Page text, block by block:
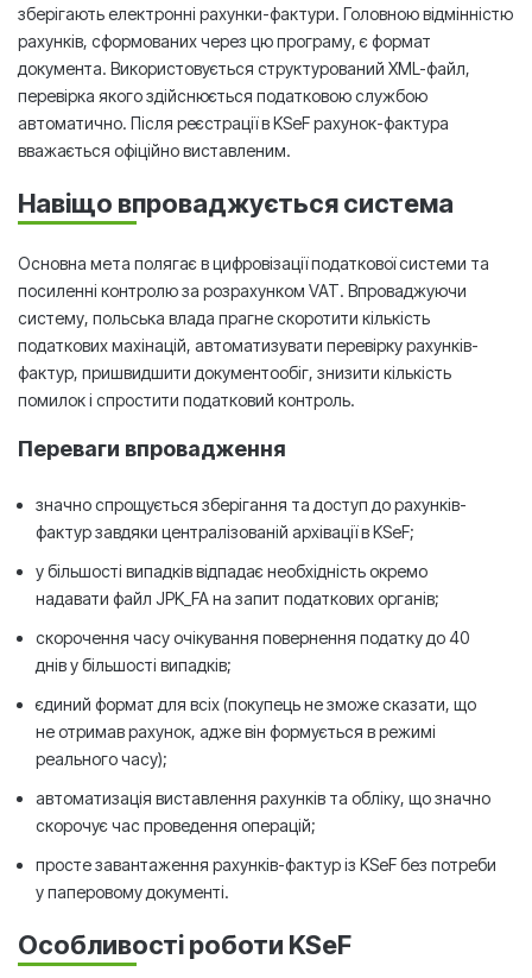
зберігають електронні рахунки-фактури. Головною відмінністю
рахунків, сформованих через цю програму, є формат
документа. Використовується структурований XML-файл,
перевірка якого здійснюється податковою службою
автоматично. Після реєстрації в KSeF рахунок-фактура
вважається офіційно виставленим.
Навіщо впроваджується система
Основна мета полягає в цифровізації податкової системи та
посиленні контролю за розрахунком VAT. Впроваджуючи
систему, польська влада прагне скоротити кількість
податкових махінацій, автоматизувати перевірку рахунків-
фактур, пришвидшити документообіг, знизити кількість
помилок і спростити податковий контроль.
Переваги впровадження
значно спрощується зберігання та доступ до рахунків-
фактур завдяки централізованій архівації в KSeF;
у більшості випадків відпадає необхідність окремо
надавати файл JPK_FA на запит податкових органів;
скорочення часу очікування повернення податку до 40
днів у більшості випадків;
єдиний формат для всіх (покупець не зможе сказати, що
не отримав рахунок, адже він формується в режимі
реального часу);
автоматизація виставлення рахунків та обліку, що значно
скорочує час проведення операцій;
просте завантаження рахунків-фактур із KSeF без потреби
у паперовому документі.
Особливості роботи KSeF